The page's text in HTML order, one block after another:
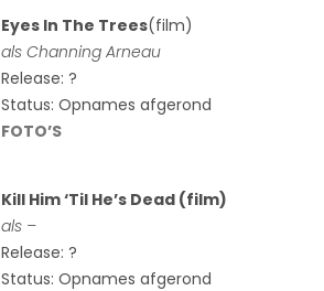
Eyes In The Trees(film)
als Channing Arneau
Release: ?
Status: Opnames afgerond
FOTO’S
Kill Him ‘Til He’s Dead (film)
als –
Release: ?
Status: Opnames afgerond